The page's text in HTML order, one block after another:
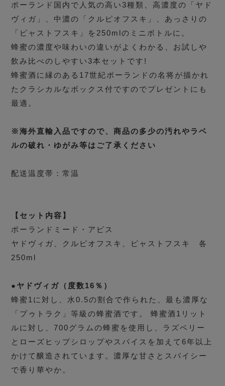
ポーランド国内で人気の高い3種類、高濃度の「ヤド
ヴィガ」、中濃の「クルピオフスキ」、あっさりの
「ピャストフスキ」を250mlのミニボトルに。
蜂蜜の濃度や味わいの違いがよくわかる、お試しや
飲み比べのしやすい3本セットです!
蜂蜜酒に縁のある17世紀ポーランドの名将が描かれ
たクラシカルなボックス付ですのでプレゼントにも
最適。
※海外直輸入品ですので、商品の多少の汚れやラベ
ルの破れ・ゆがみ等はご了承ください
配送温度帯：常温
【セット内容】
ポーランドミード・アピス
ヤドヴィガ、クルピオフスキ、ピャストフスキ 各
250ml
●ヤドヴィガ（度数16％）
蜂蜜1に対し、水0.5の割合で作られた、最も濃厚な
「プゥトラク」等級の蜂蜜酒です。 蜂蜜酒1リット
ルに対し、700グラムの蜂蜜を使用し、ラズベリー
とローズヒップシロップやスパイスを加えて6年以上
かけて醸造されています。濃厚な甘さとスパイシー
で香り華やか。